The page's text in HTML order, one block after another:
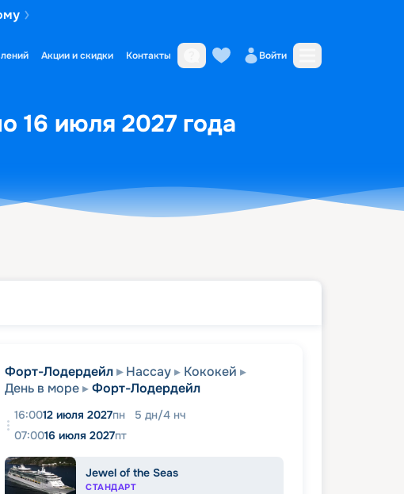
Акции и скидки Контакты Войти
16 июля 2027 года
Форт-Лодердейл Нассау
Кококей
День в море
Форт-Лодердейл
16:0012 июля 2027пн 5 дн/4 нч
07:0016 июля 2027пт
Jewel of the Seas
СТАНДАРТ